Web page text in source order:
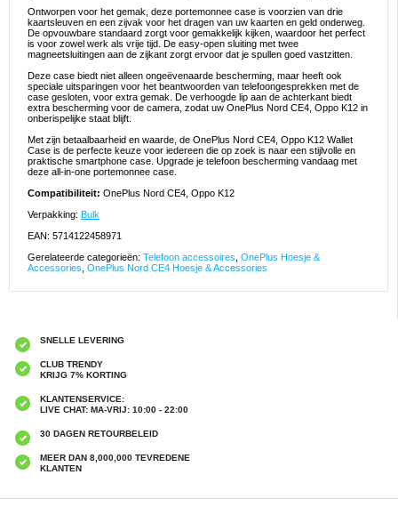
Ontworpen voor het gemak, deze portemonnee case is voorzien van drie
kaartsleuven en een zijvak voor het dragen van uw kaarten en geld onderweg.
De opvouwbare standaard zorgt voor gemakkelijk kijken, waardoor het perfect
is voor zowel werk als vrije tijd. De easy-open sluiting met twee
magneetsluitingen aan de zijkant zorgt ervoor dat je spullen goed vastzitten.
Deze case biedt niet alleen ongeëvenaarde bescherming, maar heeft ook
speciale uitsparingen voor het beantwoorden van telefoongesprekken met de
case gesloten, voor extra gemak. De verhoogde lip aan de achterkant biedt
extra bescherming voor de camera, zodat uw OnePlus Nord CE4, Oppo K12 in
onberispelijke staat blijft.
Met zijn betaalbaarheid en waarde, de OnePlus Nord CE4, Oppo K12 Wallet
Case is de perfecte keuze voor iedereen die op zoek is naar een stijlvolle en
praktische smartphone case. Upgrade je telefoon bescherming vandaag met
deze all-in-one portemonnee case.
Compatibiliteit: OnePlus Nord CE4, Oppo K12
Verpakking: Bulk
EAN: 5714122458971
Gerelateerde categorieën: Telefoon accessoires OnePlus Hoesje &
Accessories OnePlus Nord CE4 Hoesje & Accessories
SNELLE LEVERING
CLUB TRENDY
KRIJG 7% KORTING
KLANTENSERVICE:
LIVE CHAT: MA-VRIJ: 10:00 - 22:00
30 DAGEN RETOURBELEID
MEER DAN 8,000,000 TEVREDENE
KLANTEN